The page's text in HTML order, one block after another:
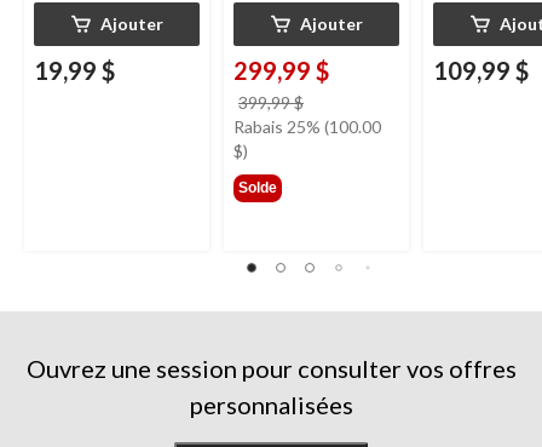
Ajouter
19,99 $
Ajouter
299,99 $
399,99 $
était
Rabais 25% (100.00
$)
Solde
109,99 $
Ouvrez une session pour consulter vos offres
personnalisées